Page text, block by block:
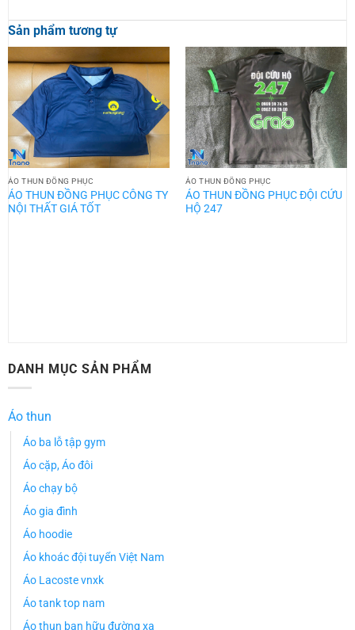
Sản phẩm tương tự
ÁO THUN ĐỒNG PHỤC
ÁO THUN ĐỒNG PHỤC CÔNG TY
NỘI THẤT GIÁ TỐT
ÁO THUN ĐỒNG PHỤC
ÁO THUN ĐỒNG PHỤC ĐỘI CỨU
HỘ 247
DANH MỤC SẢN PHẨM
Áo thun
Áo ba lỗ tập gym
Áo cặp, Áo đôi
Áo chạy bộ
Áo gia đình
Áo hoodie
Áo khoác đội tuyển Việt Nam
Áo Lacoste vnxk
Áo tank top nam
Áo thun bạn hữu đường xa